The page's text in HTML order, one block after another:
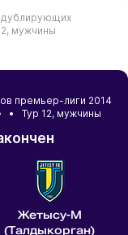
мужчины
премьер-лиги 2014
• Тур 12, мужчины
Жетысу-М
(Талдыкорган)